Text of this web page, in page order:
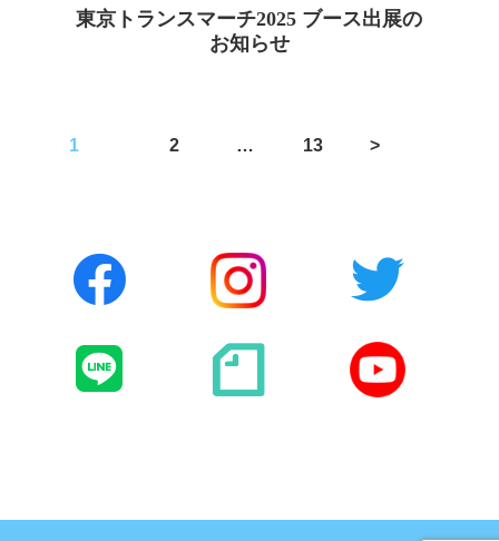
東京トランスマーチ2025 ブース出展の
お知らせ
投
稿1 2 … 13 >